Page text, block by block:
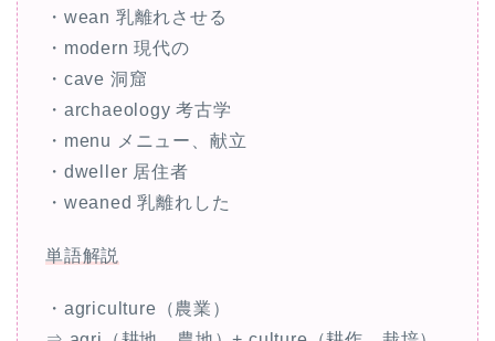
・wean 乳離れさせる
・modern 現代の
・cave 洞窟
・archaeology 考古学
・menu メニュー、献立
・dweller 居住者
・weaned 乳離れした
単語解説
・agriculture（農業）